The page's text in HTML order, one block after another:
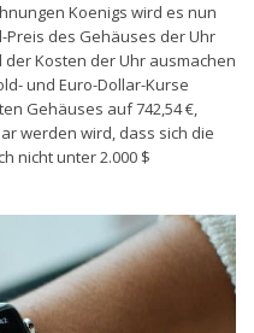
Koenigs wird es nun
Preis des Gehäuses der Uhr
Kosten der Uhr ausmachen
und Euro-Dollar-Kurse
Gehäuses auf 742,54 €,
werden wird, dass sich die
nicht unter 2.000 $